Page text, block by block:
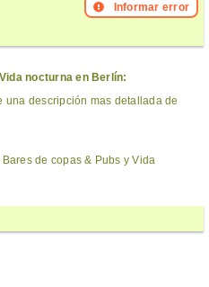
Informar error
nocturna en Berlín:
una descripción mas detallada de
de copas & Pubs y Vida